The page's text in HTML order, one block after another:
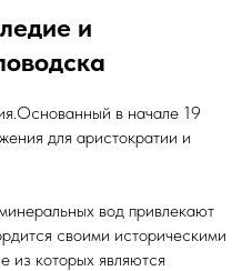
и
в начале 19
для аристократии и
вод привлекают
своими историческими
из которых являются